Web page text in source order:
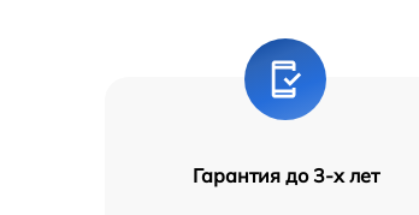
Гарантия до 3-х лет